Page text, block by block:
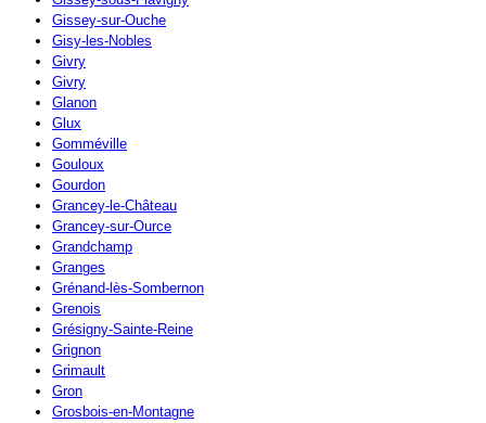
Gissey-sur-Ouche
Gisy-les-Nobles
Givry
Givry
Glanon
Glux
Gomméville
Gouloux
Gourdon
Grancey-le-Château
Grancey-sur-Ource
Grandchamp
Granges
Grénand-lès-Sombernon
Grenois
Grésigny-Sainte-Reine
Grignon
Grimault
Gron
Grosbois-en-Montagne